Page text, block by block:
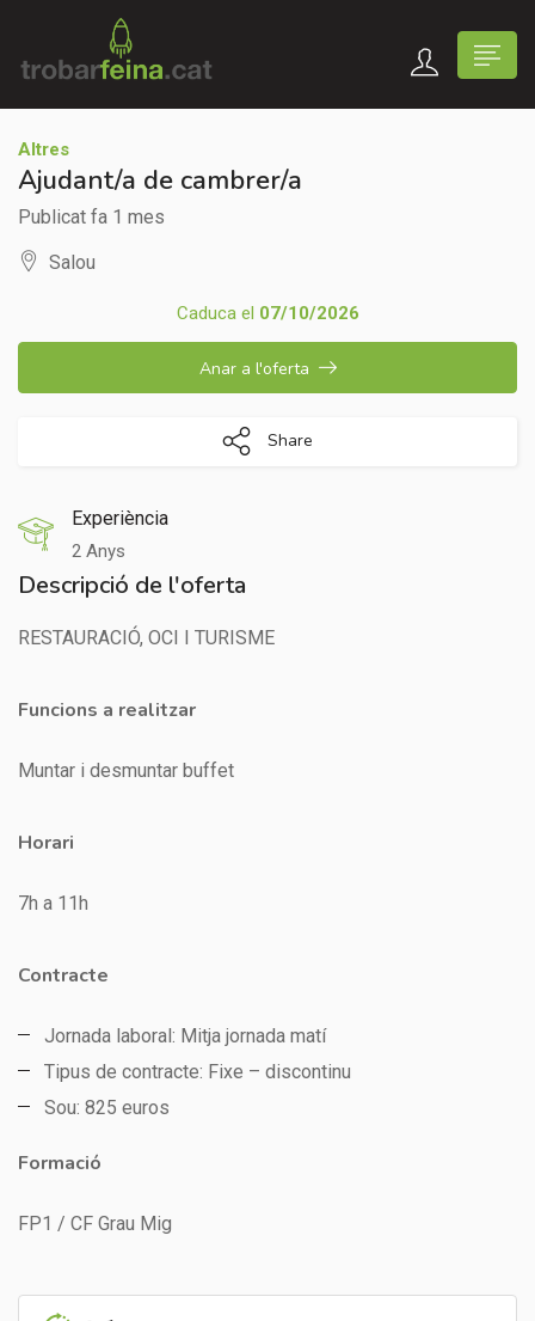
Altres
Ajudant/a de cambrer/a
Publicat fa 1 mes
Salou
Caduca el 07/10/2026
Anar a l'oferta
Share
Experiència
2 Anys
Descripció de l'oferta
RESTAURACIÓ, OCI I TURISME
Funcions a realitzar
Muntar i desmuntar buffet
Horari
7h a 11h
Contracte
Jornada laboral: Mitja jornada matí
Tipus de contracte: Fixe – discontinu
Sou: 825 euros
Formació
FP1 / CF Grau Mig